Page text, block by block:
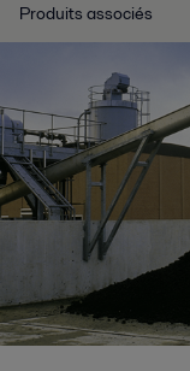
Produits associés